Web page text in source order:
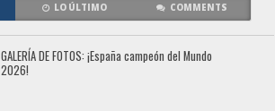
LO ÚLTIMO COMMENTS
GALERÍA DE FOTOS: ¡España campeón del Mundo
2026!